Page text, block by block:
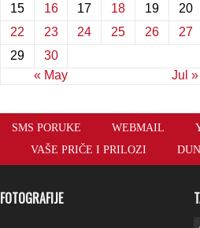
« May Jul »
15
16 17 18 19 20
22
23 24 25 26 27
29
30
SMS PORUKE WEBMAIL
VAŠE PRIČE I PRILOZI
FOTOGRAFIJE